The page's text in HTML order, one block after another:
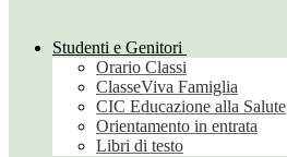
Studenti e Genitori
Orario Classi
ClasseViva Famiglia
CIC Educazione alla Salute
Orientamento in entrata
Libri di testo